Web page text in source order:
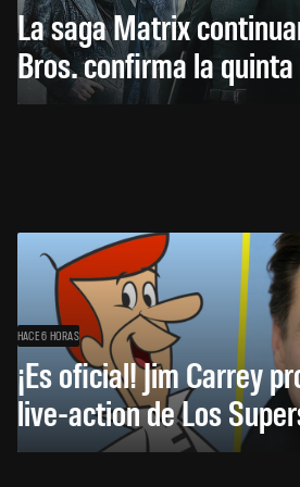
La saga Matrix
Bros. confirma la
HACE 6 HORAS
¡Es oficial! Jim Carrey
live-action de Los